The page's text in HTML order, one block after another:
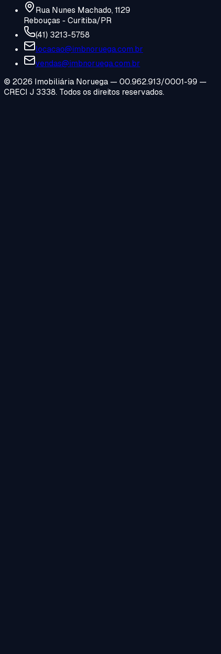
Rua Nunes Machado, 1129
Rebouças - Curitiba/PR
(41) 3213-5758
locacao@imbnoruega.com.br
vendas@imbnoruega.com.br
© 2026 Imobiliária Noruega — 00.962.913/0001-99 —
CRECI J 3338. Todos os direitos reservados.